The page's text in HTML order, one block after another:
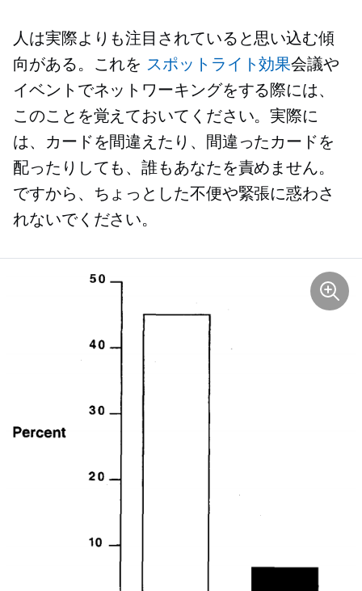
人は実際よりも注目されていると思い込む傾
向がある。これを スポットライト効果会議や
イベントでネットワーキングをする際には、
このことを覚えておいてください。実際に
は、カードを間違えたり、間違ったカードを
配ったりしても、誰もあなたを責めません。
ですから、ちょっとした不便や緊張に惑わさ
れないでください。